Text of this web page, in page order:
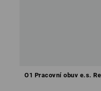
O1 Pracovní obuv e.s.